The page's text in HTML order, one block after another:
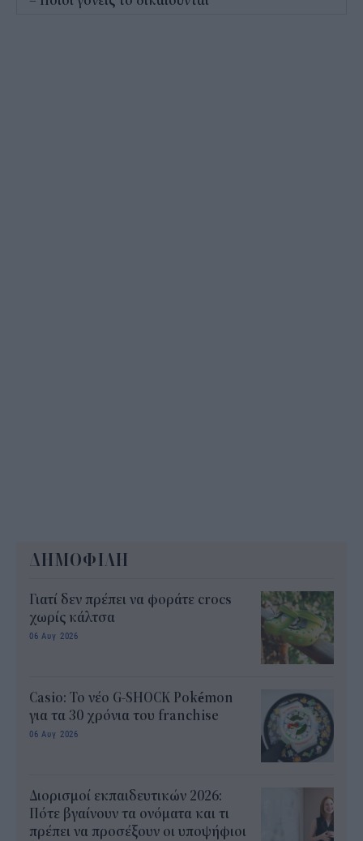
ΔΗΜΟΦΙΛΗ
Γιατί δεν πρέπει να φοράτε crocs
χωρίς κάλτσα
06 Αυγ 2026
Casio: Το νέο G-SHOCK Pokémon
για τα 30 χρόνια του franchise
06 Αυγ 2026
Διορισμοί εκπαιδευτικών 2026:
Πότε βγαίνουν τα ονόματα και τι
πρέπει να προσέξουν οι υποψήφιοι